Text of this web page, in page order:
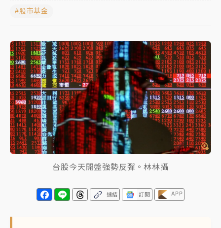
女律師陳昱瑄詐慈濟10億！黃金158kg遭查扣畫面曝光
旅局回應了
中信慈善基金會想增加董事人數！辜仲諒向法院聲請遭
駁 理由曝光
故宮《龍藏經》特展第2檔！今線上預約開賣一度塞車
周六起展出延長至晚上7時
台東農業處長涉圖利渡假村！東檢抗告成功 今重開羈
押庭
父親節泡湯了！中颱白海豚雨彈轟3天 「紅到發紫」降
#股市基金
台股今天開盤強勢反彈。林林攝
連結 訂閱 APP